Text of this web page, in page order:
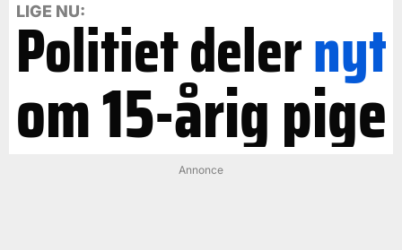
LIGE NU:
Politiet delernyt
om 15-årig pige
Annonce